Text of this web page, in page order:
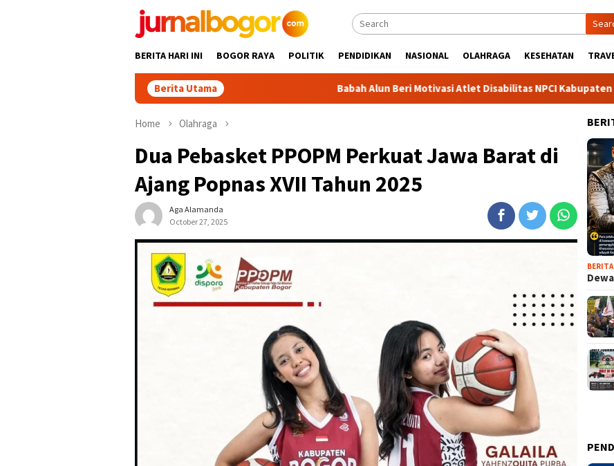
BERITA HARI INI BOGOR RAYA POLITIK PENDIDIKAN NASIONAL OLAHRAGA KESEHATAN
Berita Utama Babah Alun Beri Motivasi Atlet Disabilitas NPCI Kabupaten Bogor,
Home Olahraga
Dua Pebasket PPOPM Perkuat Jawa Barat di
Ajang Popnas XVII Tahun 2025
Aga Alamanda
October 27, 2025